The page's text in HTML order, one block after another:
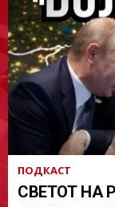
ПОДКАСТ
СВЕТОТ НА